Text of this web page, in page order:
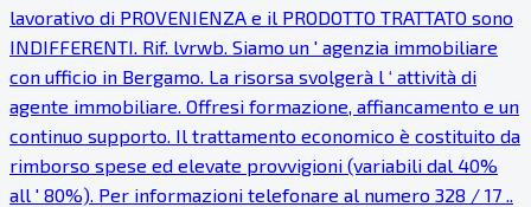
lavorativo di PROVENIENZA e il PRODOTTO TRATTATO sono
INDIFFERENTI. Rif. lvrwb. Siamo un ' agenzia immobiliare
con ufficio in Bergamo. La risorsa svolgerà l ‘ attività di
agente immobiliare. Offresi formazione, affiancamento e un
continuo supporto. Il trattamento economico è costituito da
rimborso spese ed elevate provvigioni (variabili dal 40%
all ' 80%). Per informazioni telefonare al numero 328 / 17 ..